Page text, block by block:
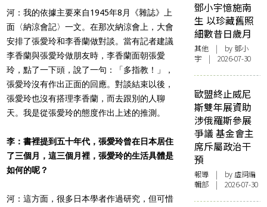
河：我的依據主要來自1945年8月《雜誌》上
面〈納涼會記〉一文。在那次納涼會上，大會
安排了張愛玲和李香蘭做對談。當有記者建議
李香蘭與張愛玲做朋友時，李香蘭面朝張愛
玲，點了一下頭，說了一句：「多指教！」，
張愛玲沒有作出正面的回應。對談結束以後，
張愛玲也沒有搭理李香蘭，而去跟別的人聊
天。我是從張愛玲的態度作出上述的推測。
李：書裡提到五十年代，張愛玲曾在日本居住
了三個月，這三個月裡，張愛玲的生活具體是
如何的呢？
河：這方面，很多日本學者作過研究，但可惜
鄧小宇憶施南
生 以珍藏舊照
細數昔日歲月
其他 | by 鄧小
宇 | 2026-07-30
歐盟終止威尼
斯雙年展資助
涉俄羅斯參展
爭議 基金會主
席斥屬政治干
預
報導 | by 虛詞編
輯部 | 2026-07-30